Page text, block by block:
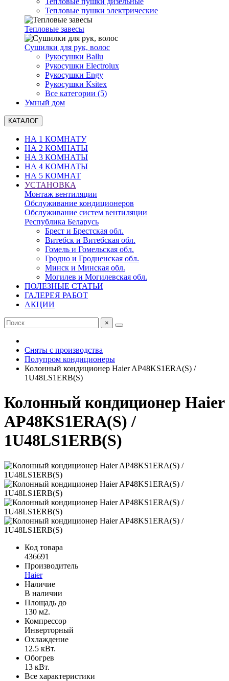
Тепловые пушки электрические
Тепловые завесы
Сушилки для рук, волоc
Рукосушки Ballu
Рукосушки Electrolux
Рукосушки Engy
Рукосушки Ksitex
Все категории (5)
Умный дом
КАТАЛОГ
НА 1 КОМНАТУ
НА 2 КОМНАТЫ
НА 3 КОМНАТЫ
НА 4 КОМНАТЫ
НА 5 КОМНАТ
УСТАНОВКА
Монтаж вентиляции
Обслуживание кондиционеров
Обслуживание систем вентиляции
Республика Беларусь
Брест и Брестская обл.
Витебск и Витебская обл.
Гомель и Гомельская обл.
Гродно и Гродненская обл.
Минск и Минская обл.
Могилев и Могилевская обл.
ПОЛЕЗНЫЕ СТАТЬИ
ГАЛЕРЕЯ РАБОТ
АКЦИИ
×
Сняты с производства
Полупром кондиционеры
Колонный кондиционер Haier AP48KS1ERA(S) /
1U48LS1ERB(S)
Колонный кондиционер Haier
AP48KS1ERA(S) /
1U48LS1ERB(S)
Код товара
436691
Производитель
Haier
Наличие
В наличии
Площадь до
130 м2.
Компрессор
Инверторный
Охлаждение
12.5 кВт.
Обогрев
13 кВт.
Все характеристики